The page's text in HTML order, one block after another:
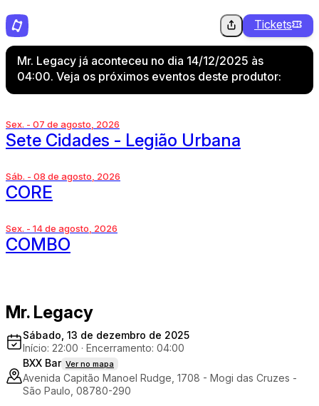
Tickets
Mr. Legacy já aconteceu no dia 14/12/2025 às
04:00. Veja os próximos eventos deste produtor:
Sex. - 07 de agosto, 2026
Sete Cidades - Legião Urbana
Sáb. - 08 de agosto, 2026
CORE
Sex. - 14 de agosto, 2026
COMBO
Mr. Legacy
Sábado, 13 de dezembro de 2025
Início: 22:00 · Encerramento: 04:00
BXX Bar Ver no mapa
Avenida Capitão Manoel Rudge, 1708 - Mogi das Cruzes -
São Paulo, 08780-290